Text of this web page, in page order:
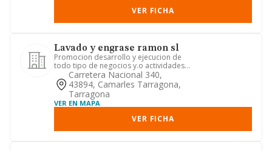
VER FICHA
Lavado y engrase ramon sl
Promocion desarrollo y ejecucion de
todo tipo de negocios y.o actividades
relacionadas por la socie...
Carretera Nacional 340,
43894, Camarles Tarragona,
Tarragona
VER EN MAPA
VER FICHA